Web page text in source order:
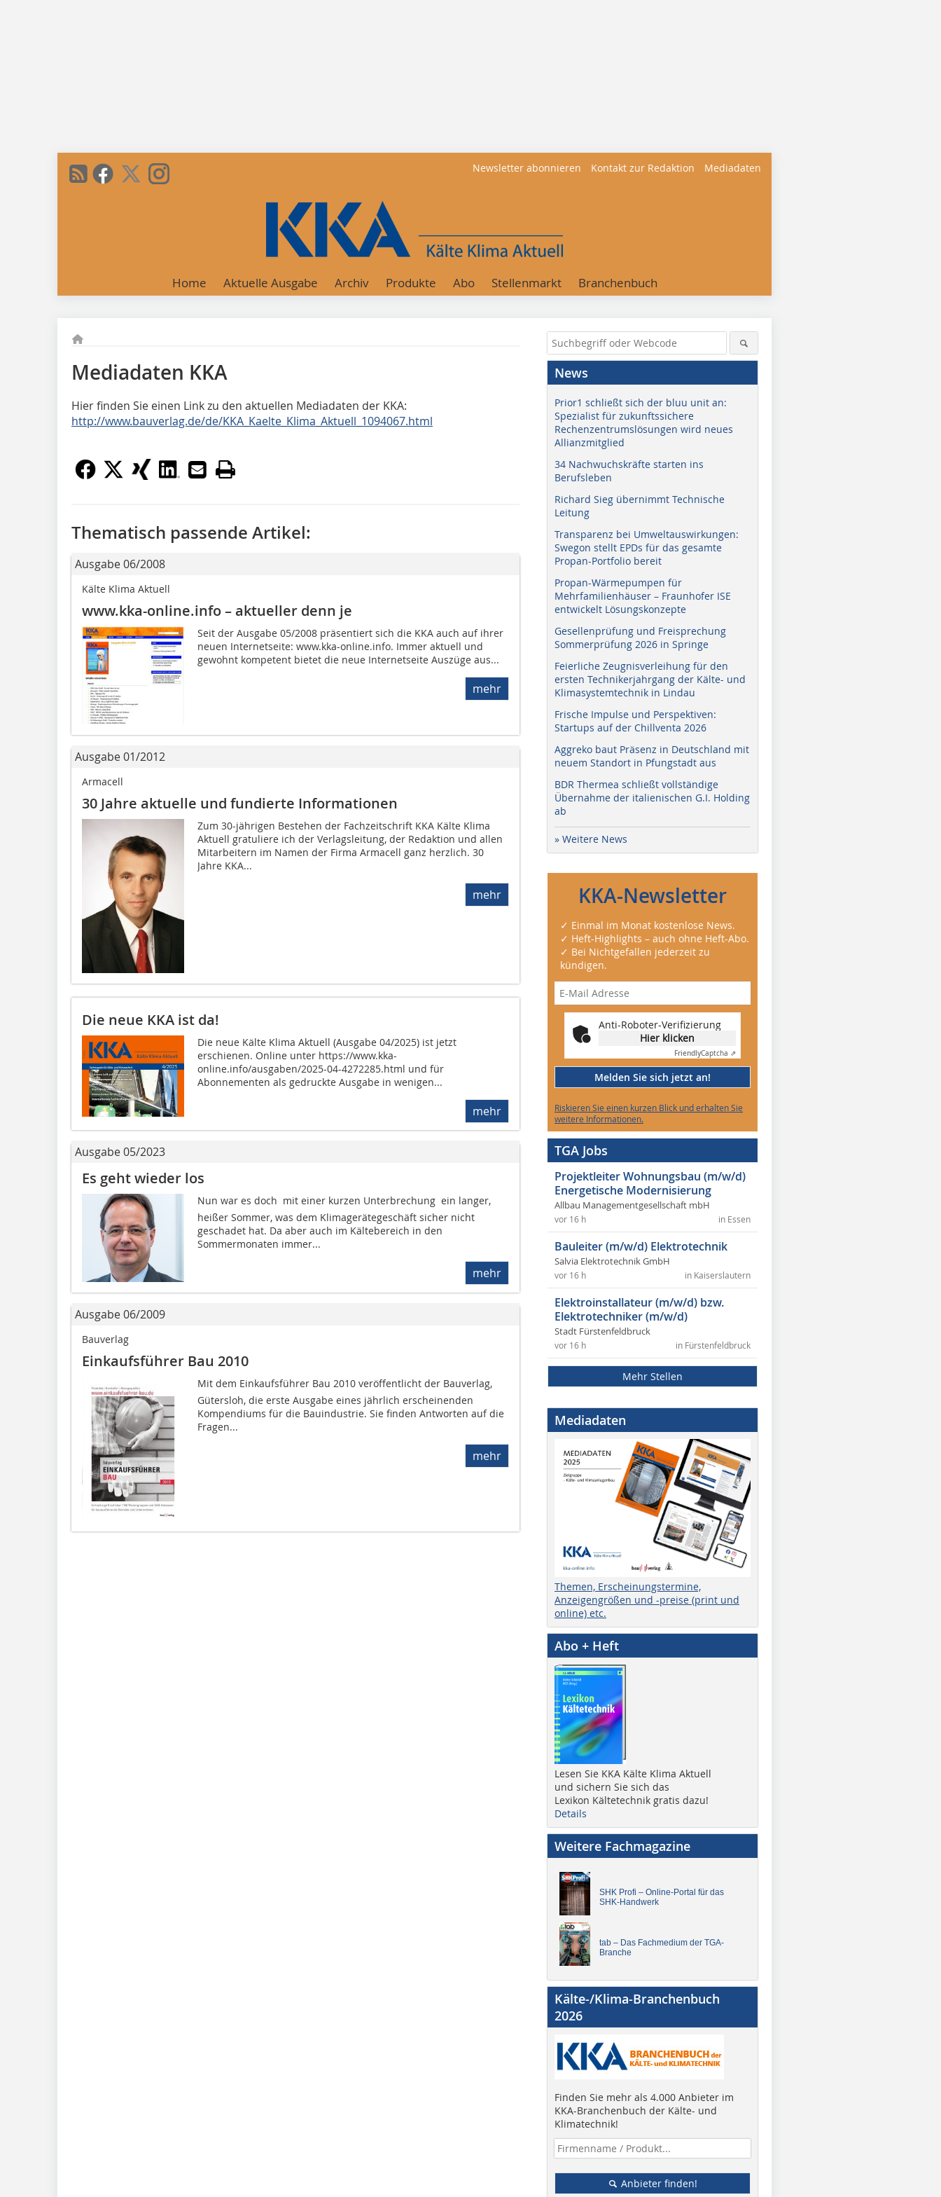
Newsletter abonnieren Kontakt zur Redaktion Mediadaten
Home Aktuelle Ausgabe Archiv Produkte Abo Stellenmarkt Branchenbuch
Mediadaten KKA
Hier finden Sie einen Link zu den aktuellen Mediadaten der KKA:
http://www.bauverlag.de/de/KKA_Kaelte_Klima_Aktuell_1094067.html
Thematisch passende Artikel:
Ausgabe 06/2008
Kälte Klima Aktuell
www.kka-online.info – aktueller denn je
Seit der Ausgabe 05/2008 präsentiert sich die KKA auch auf ihrer
neuen Internetseite: www.kka-online.info. Immer aktuell und
gewohnt kompetent bietet die neue Internetseite Auszüge aus...
mehr
Ausgabe 01/2012
Armacell
30 Jahre aktuelle und fundierte Informationen
Zum 30-jährigen Bestehen der Fachzeitschrift KKA Kälte Klima
Aktuell gratuliere ich der Verlagsleitung, der Redaktion und allen
Mitarbeitern im Namen der Firma Armacell ganz herzlich. 30
Jahre KKA...
mehr
Die neue KKA ist da!
Die neue Kälte Klima Aktuell (Ausgabe 04/2025) ist jetzt
erschienen. Online unter https://www.kka-
online.info/ausgaben/2025-04-4272285.html und für
Abonnementen als gedruckte Ausgabe in wenigen...
mehr
Ausgabe 05/2023
Es geht wieder los
Nun war es doch  mit einer kurzen Unterbrechung  ein langer,
heißer Sommer, was dem Klima­gerätegeschäft sicher nicht
geschadet hat. Da aber auch im Kältebereich in den
Sommermonaten immer...
mehr
Ausgabe 06/2009
Bauverlag
Einkaufsführer Bau 2010
Mit dem Einkaufsführer Bau 2010 veröffentlicht der Bauverlag,
Gütersloh, die erste Ausgabe eines jährlich erscheinenden
Kompendiums für die Bauindus­trie. Sie finden Antworten auf die
Fragen...
mehr
News
Prior1 schließt sich der bluu unit an:
Spezialist für zukunftssichere
Rechenzentrumslösungen wird neues
Allianzmitglied
34 Nachwuchskräfte starten ins
Berufsleben
Richard Sieg übernimmt Technische
Leitung
Transparenz bei Umweltauswirkungen:
Swegon stellt EPDs für das gesamte
Propan-Portfolio bereit
Propan-Wärmepumpen für
Mehrfamilienhäuser – Fraunhofer ISE
entwickelt Lösungskonzepte
Gesellenprüfung und Freisprechung
Sommerprüfung 2026 in Springe
Feierliche Zeugnisverleihung für den
ersten Technikerjahrgang der Kälte- und
Klimasystemtechnik in Lindau
Frische Impulse und Perspektiven:
Startups auf der Chillventa 2026
Aggreko baut Präsenz in Deutschland mit
neuem Standort in Pfungstadt aus
BDR Thermea schließt vollständige
Übernahme der italienischen G.I. Holding
ab
» Weitere News
KKA-Newsletter
✓ Einmal im Monat kostenlose News.
✓ Heft-Highlights – auch ohne Heft-Abo.
✓ Bei Nichtgefallen jederzeit zu
kündigen.
Anti-Roboter-Verifizierung
Hier klicken
FriendlyCaptcha ⇗
Melden Sie sich jetzt an!
Riskieren Sie einen kurzen Blick und erhalten Sie
weitere Informationen.
TGA Jobs
Projektleiter Wohnungsbau (m/w/d)
Energetische Modernisierung
Allbau Managementgesellschaft mbH
in Essen
vor 16 h
Bauleiter (m/w/d) Elektrotechnik
Salvia Elektrotechnik GmbH
in Kaiserslautern
vor 16 h
Elektroinstallateur (m/w/d) bzw.
Elektrotechniker (m/w/d)
Stadt Fürstenfeldbruck
in Fürstenfeldbruck
vor 16 h
Mehr Stellen
Mediadaten
Themen, Erscheinungstermine,
Anzeigengrößen und -preise (print und
online) etc.
Abo + Heft
Lesen Sie KKA Kälte Klima Aktuell
und sichern Sie sich das
Lexikon Kältetechnik gratis dazu!
Details
Weitere Fachmagazine
SHK Profi – Online-Portal für das
SHK-Handwerk
tab – Das Fachmedium der TGA-
Branche
Kälte-/Klima-Branchenbuch
2026
Finden Sie mehr als 4.000 Anbieter im
KKA-Branchenbuch der Kälte- und
Klimatechnik!
Anbieter finden!